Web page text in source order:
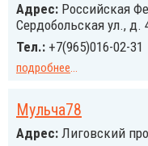
Адрес: Российcкая
Сердобольская ул., д.
Тел.: +7(965)016-02-31
подробнее...
Мульча78
Адрес: Лиговский